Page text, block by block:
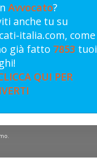
Avvocato?
anche tu su
italia.com, come
già fatto 7853 tuoi
QUI PER